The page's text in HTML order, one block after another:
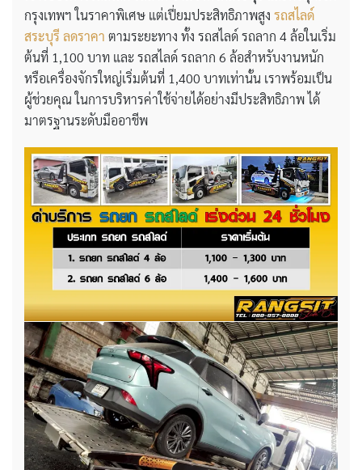
กรุงเทพฯ ในราคาพิเศษ แต่เปี่ยมประสิทธิภาพสูง รถสไลด์
สระบุรี ลดราคา ตามระยะทาง ทั้ง รถสไลด์ รถลาก 4 ล้อในเริ่ม
ต้นที่ 1,100 บาท และ รถสไลด์ รถลาก 6 ล้อสำหรับงานหนัก
หรือเครื่องจักรใหญ่เริ่มต้นที่ 1,400 บาทเท่านั้น เราพร้อมเป็น
ผู้ช่วยคุณ ในการบริหารค่าใช้จ่ายได้อย่างมีประสิทธิภาพ ได้
มาตรฐานระดับมืออาชีพ